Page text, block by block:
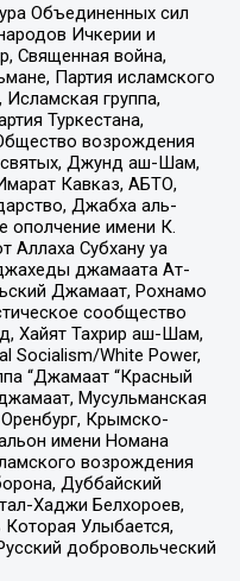
Объединенных сил
Ичкерии и
Священная война,
Партия исламского
группа,
Туркестана,
возрождения
святых, Джунд аш-Шам,
Кавказ, АБТО,
Джабха аль-
ополчение имени К.
Аллаха Субхану уа
джамаата Ат-
Джамаат, Рохнамо
сообщество
Хайят Тахрир аш-Шам,
Socialism/White Power,
“Джамаат “Красный
Мусульманская
Оренбург, Крымско-
имени Номана
возрождения
Дуббайский
Хаджи Белхороев,
Улыбается,
добровольческий